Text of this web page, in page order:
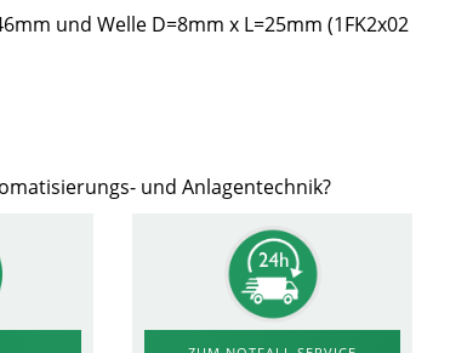
und Welle D=8mm x L=25mm (1FK2x02
und Anlagentechnik?